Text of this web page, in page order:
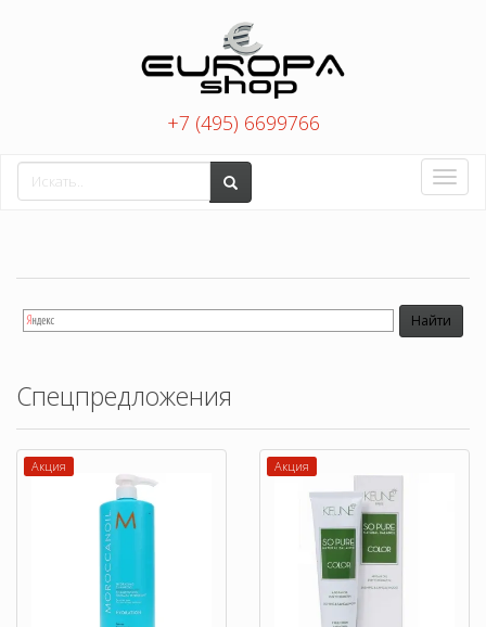
+7 (495) 6699766
Toggle
Спецпредложения
Акция Акция